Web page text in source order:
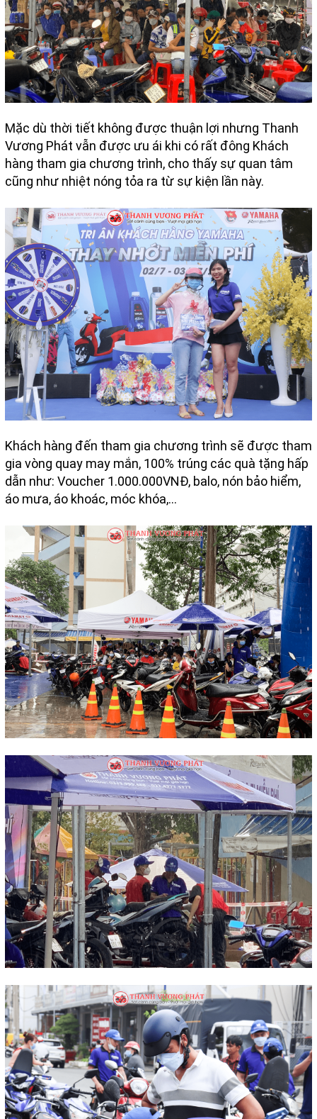
Mặc dù thời tiết không được thuận lợi nhưng Thanh
Vương Phát vẫn được ưu ái khi có rất đông Khách
hàng tham gia chương trình, cho thấy sự quan tâm
cũng như nhiệt nóng tỏa ra từ sự kiện lần này.
Khách hàng đến tham gia chương trình sẽ được tham
gia vòng quay may mắn, 100% trúng các quà tặng hấp
dẫn như: Voucher 1.000.000VNĐ, balo, nón bảo hiểm,
áo mưa, áo khoác, móc khóa,...